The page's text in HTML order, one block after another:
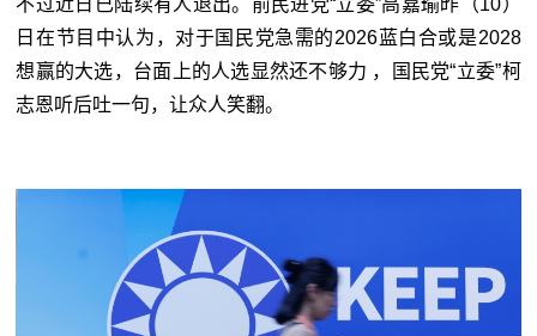
不过近日已陆续有人退出。前民进党“立委”高嘉瑜昨（10）
日在节目中认为，对于国民党急需的2026蓝白合或是2028
想赢的大选，台面上的人选显然还不够力 ，国民党“立委”柯
志恩听后吐一句，让众人笑翻。